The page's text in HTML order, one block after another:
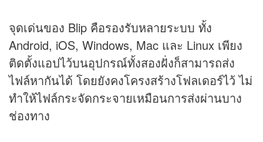
จุดเด่นของ Blip คือรองรับหลายระบบ ทั้ง
Android, iOS, Windows, Mac และ Linux เพียง
ติดตั้งแอปไว้บนอุปกรณ์ทั้งสองฝั่งก็สามารถส่ง
ไฟล์หากันได้ โดยยังคงโครงสร้างโฟลเดอร์ไว้ ไม่
ทำให้ไฟล์กระจัดกระจายเหมือนการส่งผ่านบาง
ช่องทาง